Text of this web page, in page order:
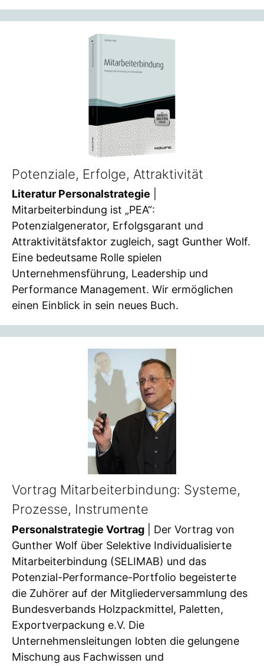
Potenziale, Erfolge, Attraktivität
Literatur Personalstrategie
Mitarbeiterbindung ist „PEA“:
Potenzialgenerator, Erfolgsgarant und
Attraktivitätsfaktor zugleich, sagt Gunther Wolf.
Eine bedeutsame Rolle spielen
Unternehmensführung, Leadership und
Performance Management. Wir ermöglichen
einen Einblick in sein neues Buch.
Vortrag Mitarbeiterbindung: Systeme,
Prozesse, Instrumente
Personalstrategie Vortrag | Der Vortrag von
Gunther Wolf über Selektive Individualisierte
Mitarbeiterbindung (SELIMAB) und das
Potenzial-Performance-Portfolio begeisterte
die Zuhörer auf der Mitgliederversammlung des
Bundesverbands Holzpackmittel, Paletten,
Exportverpackung e.V. Die
Unternehmensleitungen lobten die gelungene
Mischung aus Fachwissen und